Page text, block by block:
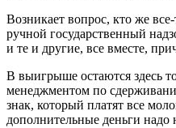
Возникает вопрос, кто же
ручной государственный
и те и другие, все вместе,
В выигрыше остаются здесь
менеджментом по
знак, который платят все
дополнительные деньги надо